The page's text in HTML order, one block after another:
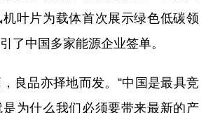
叶片为载体首次展示绿色低碳领
了中国多家能源企业签单。
品亦择地而发。“中国是最具竞
为什么我们必须要带来最新的产